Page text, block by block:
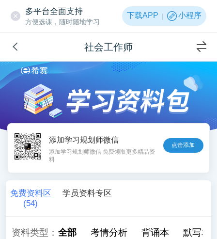
多平台全面支持
方便选课，随时随地学习
下载APP 小程序
社会工作师
添加学习规划师微信
添加学习规划师微信 免费领取更多精品资
料
点击添加
免费资料区
(54)
学员资料专区
资料类型： 全部 考情分析 背诵本 默写本